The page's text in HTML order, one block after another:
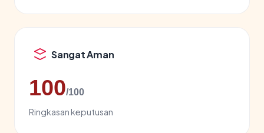
Sangat Aman
100/100
Ringkasan keputusan